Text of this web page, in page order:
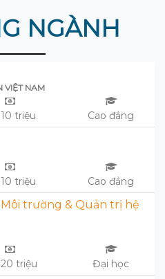
NGÀNH
VIỆT NAM
triệu Cao đẳng
triệu Cao đẳng
trường & Quản trị hệ
20 triệu Đại học